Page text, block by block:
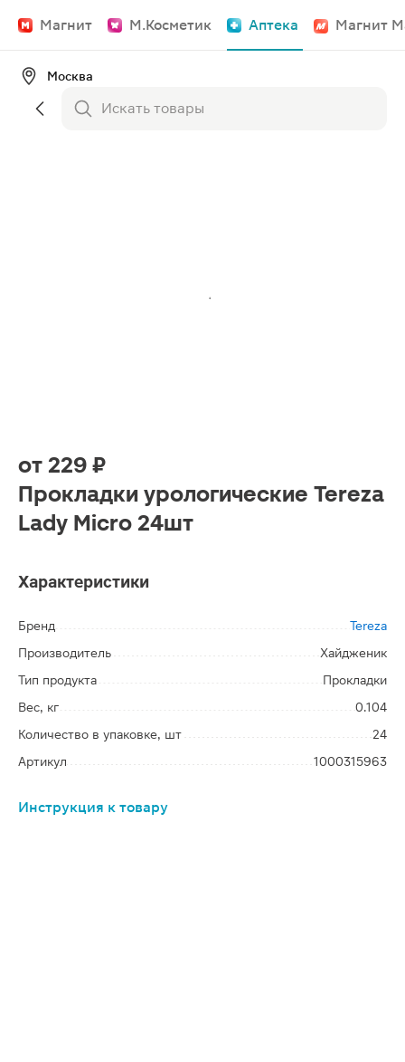
Магнит М.Косметик Аптека Магнит
Москва
от 229 ₽
Прокладки урологические Tereza
Lady Micro 24шт
Характеристики
Бренд
Tereza
Производитель
Хайдженик
Тип продукта
Прокладки
Вес, кг
0.104
Количество в упаковке, шт
24
Артикул
1000315963
Инструкция к товару